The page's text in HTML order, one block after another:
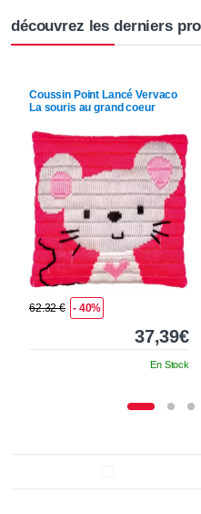
découvrez les derniers
Coussin Point LancéVervaco
La souris au grand coeur
62.32 € - 40%
37,39€
En Stock